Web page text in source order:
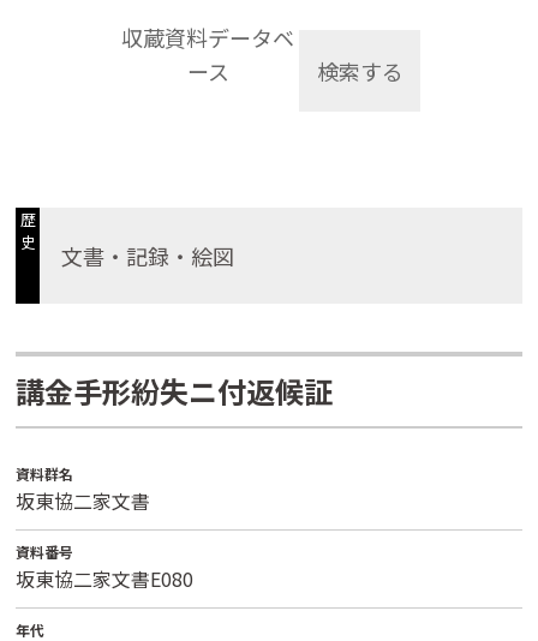
収蔵資料データベ
ース
検索する
歴
史
文書・記録・絵図
講金手形紛失ニ付返候証
資料群名
坂東協二家文書
資料番号
坂東協二家文書E080
年代